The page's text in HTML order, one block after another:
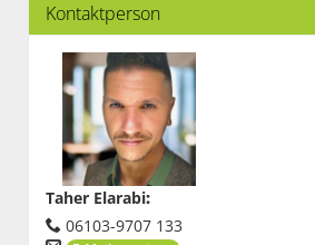
Kontaktperson
Taher Elarabi:
06103-9707 133